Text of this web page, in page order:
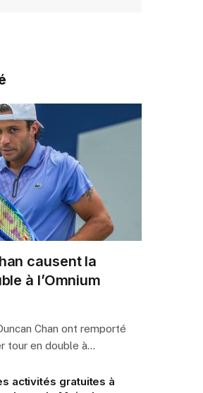
causent la
à l’Omnium
Chan ont remporté
tour en double à…
activités gratuites à